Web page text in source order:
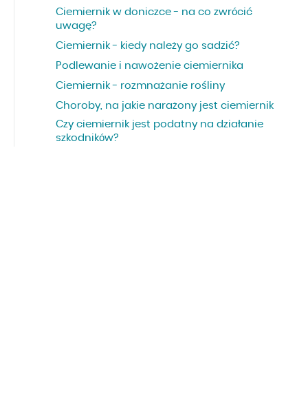
Ciemiernik w doniczce - na co zwrócić
uwagę?
Ciemiernik - kiedy należy go sadzić?
Podlewanie i nawożenie ciemiernika
Ciemiernik - rozmnażanie rośliny
Choroby, na jakie narażony jest ciemiernik
Czy ciemiernik jest podatny na działanie
szkodników?